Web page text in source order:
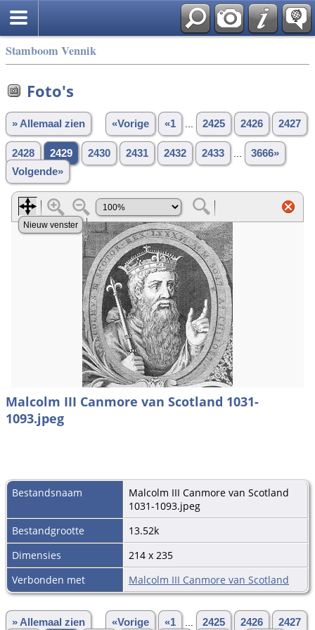
Stamboom Vennik
Foto's
» Allemaal zien «Vorige «1 2425 2426 2427
2428 2429 2430 2431 2432 2433
3666»
Volgende»
Malcolm III Canmore van Scotland 1031-
1093.jpeg
Bestandsnaam
Malcolm III Canmore van Scotland
1031-1093.jpeg
Bestandgrootte
13.52k
Dimensies
214 x 235
Verbonden met
Malcolm III Canmore van Scotland
» Allemaal zien «Vorige «1 2425 2426 2427